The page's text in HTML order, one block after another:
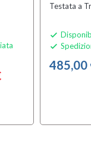
Testata a


485,00